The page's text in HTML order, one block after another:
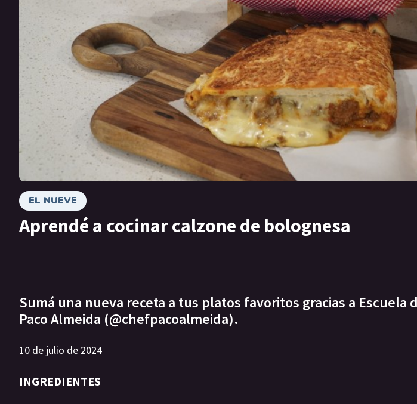
EL NUEVE
Aprendé a cocinar calzone de bolognesa
Sumá una nueva receta a tus platos favoritos gracias a Escuela
Paco Almeida (@chefpacoalmeida).
10 de julio de 2024
INGREDIENTES